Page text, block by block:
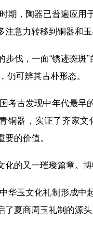
，陶器已普遍应用
意力转移到铜器和玉
伐，一面“锈迹斑斑”
仍可辨其古朴形态。
古发现中年代最早
铜器，实证了齐家
的价值。
的又一璀璨篇章。博
玉文化礼制形成中
夏商周玉礼制的源头